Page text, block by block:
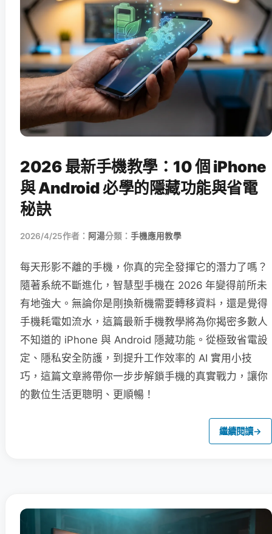
2026 最新手機教學：10 個 iPhone
與 Android 必學的隱藏功能與省電
秘訣
2026/4/25作者： 阿湯分類： 手機應用教學
每天形影不離的手機，你真的完全發揮它的潛力了嗎？
隨著系統不斷進化，智慧型手機在 2026 年變得前所未
有地強大。無論你是剛換新機需要轉移資料，還是覺得
手機耗電如流水，這篇最新手機教學將為你揭密多數人
不知道的 iPhone 與 Android 隱藏功能。從極致省電設
定、隱私安全防護，到提升工作效率的 AI 實用小技
巧，這篇文章將帶你一步步解鎖手機的真實戰力，讓你
的數位生活更聰明、更順暢！
繼續閱讀→